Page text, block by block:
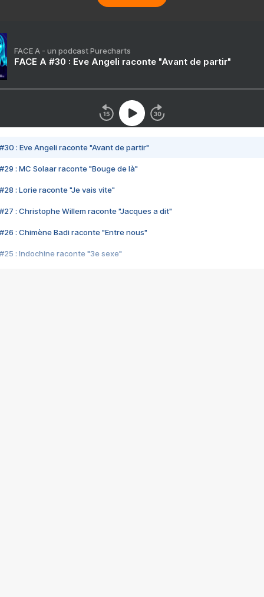
FACE A - un podcast Purecharts
FACE A #30 : Eve Angeli raconte "Avant de partir"
#30 : Eve Angeli raconte "Avant de partir"
#29 : MC Solaar raconte "Bouge de là"
#28 : Lorie raconte "Je vais vite"
#27 : Christophe Willem raconte "Jacques a dit"
#26 : Chimène Badi raconte "Entre nous"
#25 : Indochine raconte "3e sexe"